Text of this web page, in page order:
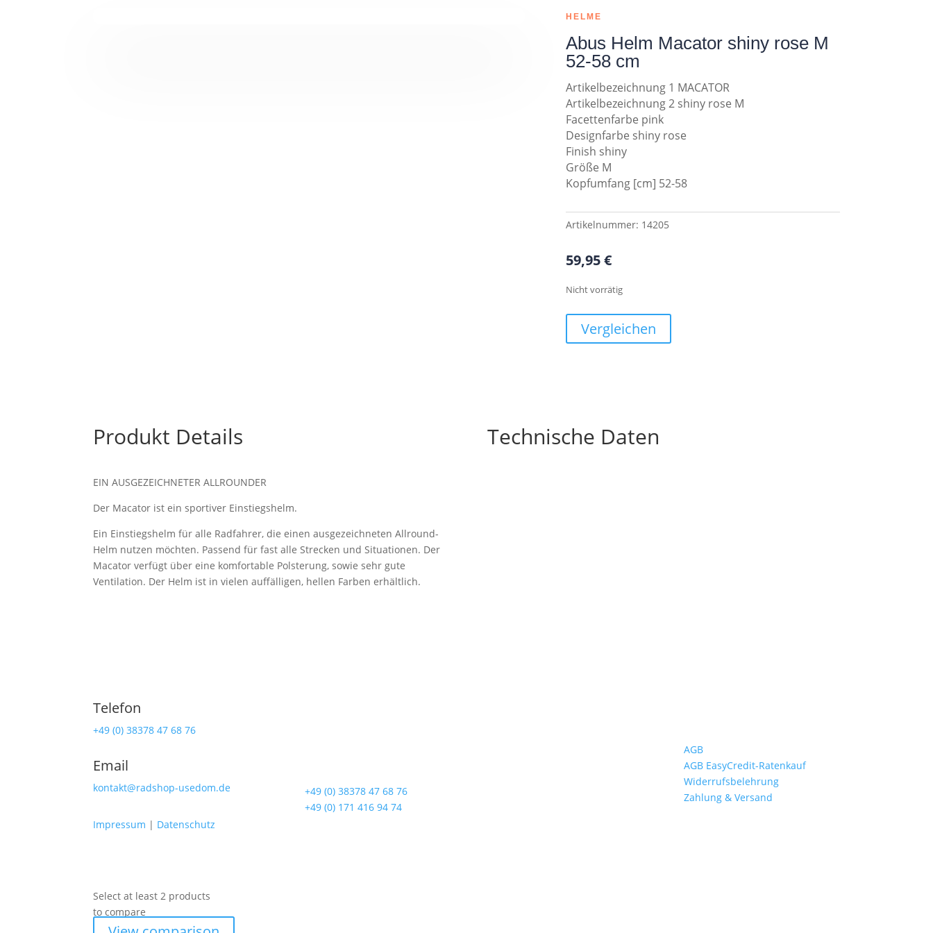
HELME
Abus Helm Macator shiny rose M
52-58 cm
Artikelbezeichnung 1 MACATOR
Artikelbezeichnung 2 shiny rose M
Facettenfarbe pink
Designfarbe shiny rose
Finish shiny
Größe M
Kopfumfang [cm] 52-58
Artikelnummer: 14205
59,95€
Nicht vorrätig
Vergleichen
Produkt Details
EIN AUSGEZEICHNETER ALLROUNDER
Der Macator ist ein sportiver Einstiegshelm.
Ein Einstiegshelm für alle Radfahrer, die einen ausgezeichneten Allround-
Helm nutzen möchten. Passend für fast alle Strecken und Situationen. Der
Macator verfügt über eine komfortable Polsterung, sowie sehr gute
Ventilation. Der Helm ist in vielen auffälligen, hellen Farben erhältlich.
Technische Daten
Telefon
+49 (0) 38378 47 68 76
Email
kontakt@radshop-usedom.de
Impressum | Datenschutz
+49 (0) 38378 47 68 76
+49 (0) 171 416 94 74
AGB
AGB EasyCredit-Ratenkauf
Widerrufsbelehrung
Zahlung & Versand
Select at least 2 products
to compare